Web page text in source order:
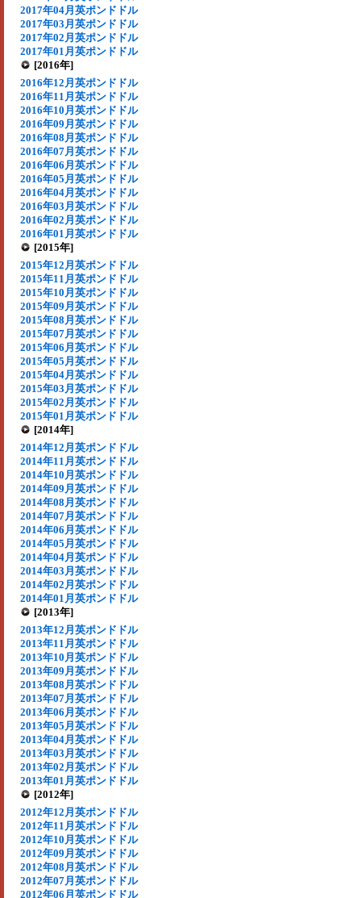
2017年04月英ポンドドル
2017年03月英ポンドドル
2017年02月英ポンドドル
2017年01月英ポンドドル
[2016年]
2016年12月英ポンドドル
2016年11月英ポンドドル
2016年10月英ポンドドル
2016年09月英ポンドドル
2016年08月英ポンドドル
2016年07月英ポンドドル
2016年06月英ポンドドル
2016年05月英ポンドドル
2016年04月英ポンドドル
2016年03月英ポンドドル
2016年02月英ポンドドル
2016年01月英ポンドドル
[2015年]
2015年12月英ポンドドル
2015年11月英ポンドドル
2015年10月英ポンドドル
2015年09月英ポンドドル
2015年08月英ポンドドル
2015年07月英ポンドドル
2015年06月英ポンドドル
2015年05月英ポンドドル
2015年04月英ポンドドル
2015年03月英ポンドドル
2015年02月英ポンドドル
2015年01月英ポンドドル
[2014年]
2014年12月英ポンドドル
2014年11月英ポンドドル
2014年10月英ポンドドル
2014年09月英ポンドドル
2014年08月英ポンドドル
2014年07月英ポンドドル
2014年06月英ポンドドル
2014年05月英ポンドドル
2014年04月英ポンドドル
2014年03月英ポンドドル
2014年02月英ポンドドル
2014年01月英ポンドドル
[2013年]
2013年12月英ポンドドル
2013年11月英ポンドドル
2013年10月英ポンドドル
2013年09月英ポンドドル
2013年08月英ポンドドル
2013年07月英ポンドドル
2013年06月英ポンドドル
2013年05月英ポンドドル
2013年04月英ポンドドル
2013年03月英ポンドドル
2013年02月英ポンドドル
2013年01月英ポンドドル
[2012年]
2012年12月英ポンドドル
2012年11月英ポンドドル
2012年10月英ポンドドル
2012年09月英ポンドドル
2012年08月英ポンドドル
2012年07月英ポンドドル
2012年06月英ポンドドル